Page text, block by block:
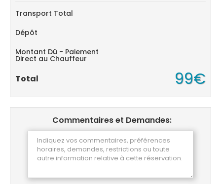
Transport Total
Dépôt
Montant Dû - Paiement
Direct au Chauffeur
Total 99€
Commentaires et Demandes: